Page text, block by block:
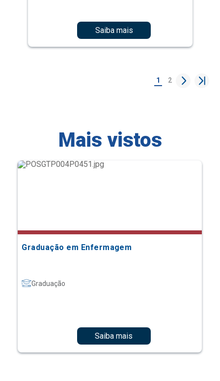
Saiba mais
1 2
Mais vistos
Graduação em Enfermagem
Graduação
Saiba mais